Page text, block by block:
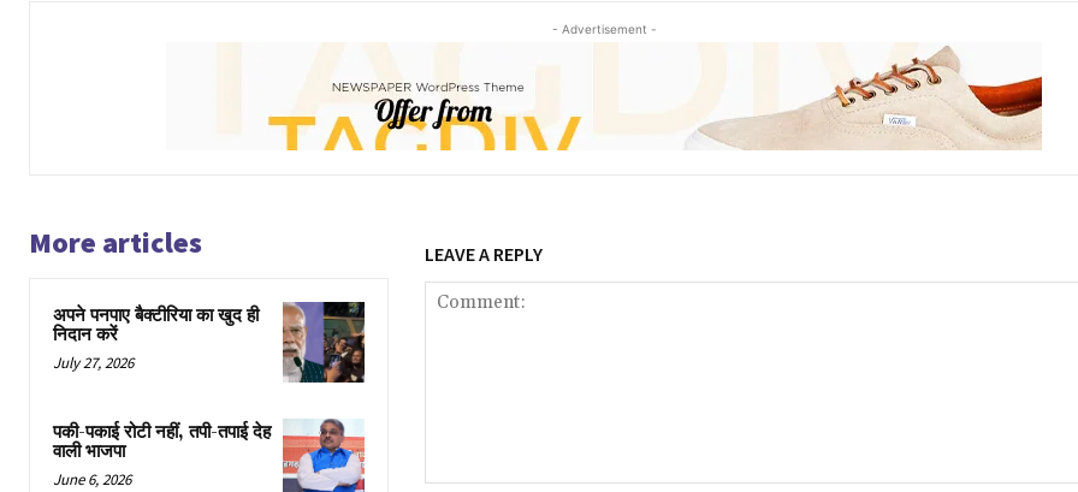
- Advertisement -
More articles
अपने पनपाए बैक्टीरिया का खुद ही
निदान करें
July 27, 2026
पकी-पकाई रोटी नहीं, तपी-तपाई देह
वाली भाजपा
June 6, 2026
LEAVE A REPLY